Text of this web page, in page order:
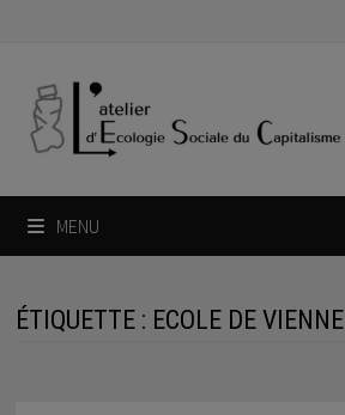
contenu
MENU
ÉTIQUETTE : ECOLE DE VIENNE